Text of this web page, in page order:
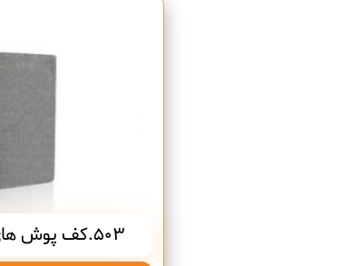
503.کف پوش های پرسی (P 503)